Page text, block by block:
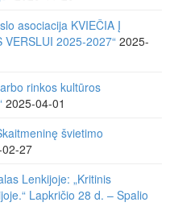
asociacija KVIEČIA Į
VERSLUI 2025-2027“ 2025-
rinkos kultūros
2025-04-01
švietimo
27
Lenkijoje: „Kritinis
Lapkričio 28 d. – Spalio